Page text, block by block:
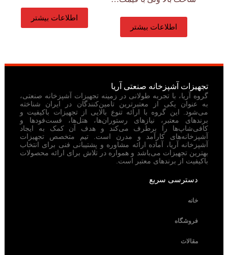
اطلاعات بیشتر
اطلاعات بیشتر
تجهیزات آشپزخانه صنعتی آریا
گروه آریا، با تجربه طولانی در زمینه تجهیزات آشپزخانه صنعتی،
به عنوان یکی از معتبرترین تامین‌کنندگان در ایران شناخته
می‌شود. این گروه با ارائه تنوع بالایی از تجهیزات باکیفیت و
برندهای معتبر، نیازهای رستوران‌ها، هتل‌ها، فست‌فودها و
کافی‌شاپ‌ها را برطرف می‌کند و هدف آن کمک به ایجاد
آشپزخانه‌های کارآمد و مدرن است. تیم متخصص تجهیزات
آشپزخانه آریا، آماده ارائه مشاوره و پشتیبانی فنی برای انتخاب
بهترین تجهیزات می‌باشد و همواره در تلاش برای ارائه محصولات
باکیفیت از برندهای معتبر است.
دسترسی سریع
خانه
فروشگاه
مقالات